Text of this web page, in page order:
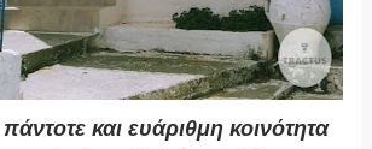
και ευάριθμη κοινότητα